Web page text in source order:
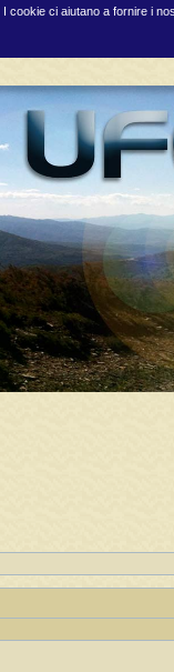
I cookie ci aiutano a fornire i